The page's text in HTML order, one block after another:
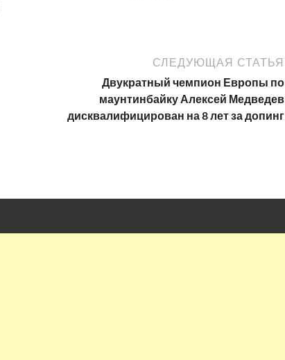
СЛЕДУЮЩАЯ СТАТЬЯ
Двукратный чемпион Европы по
маунтинбайку Алексей Медведев
дисквалифицирован на 8 лет за допинг